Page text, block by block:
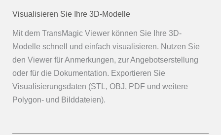
Visualisieren Sie Ihre 3D-Modelle
Mit dem TransMagic Viewer können Sie Ihre 3D-
Modelle schnell und einfach visualisieren. Nutzen Sie
den Viewer für Anmerkungen, zur Angebotserstellung
oder für die Dokumentation. Exportieren Sie
Visualisierungsdaten (STL, OBJ, PDF und weitere
Polygon- und Bilddateien).